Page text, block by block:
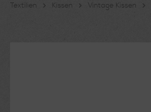
Textilien Kissen Vintage Kissen